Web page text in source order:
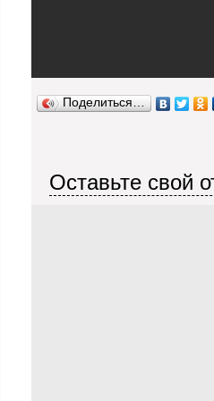
Поделиться…
Оставьте свой